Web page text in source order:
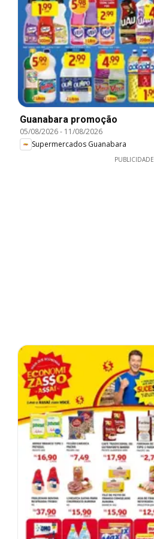
Guanabara promoção
05/08/2026- 11/08/2026
Supermercados Guanabara
PUBLICIDADE